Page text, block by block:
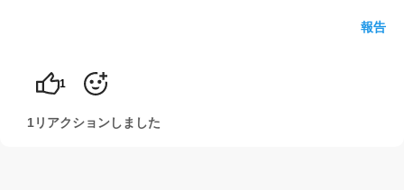
報告
1
1リアクションしました